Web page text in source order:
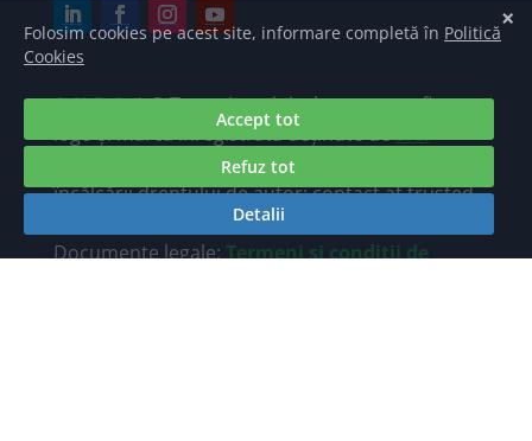
A.N.P.C.| © Texte, imagini, elemente grafice,
logo și marcă înregistrată deținute deS.C.
TRUSTED INTERNET SRL. Raportări ale
încălcării dreptului de autor: contact at trusted
Documente legale:Termeni și condiții de